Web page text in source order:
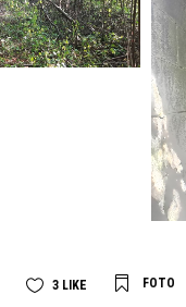
3 LIKE FOTO